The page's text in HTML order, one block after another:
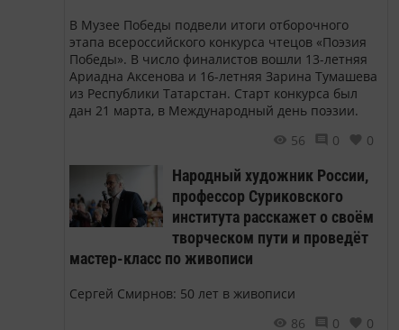
В Музее Победы подвели итоги отборочного
этапа всероссийского конкурса чтецов «Поэзия
Победы». В число финалистов вошли 13-летняя
Ариадна Аксенова и 16-летняя Зарина Тумашева
из Республики Татарстан. Старт конкурса был
дан 21 марта, в Международный день поэзии.
56
0 0
Народный художник России,
профессор Суриковского
института расскажет о своём
творческом пути и проведёт
мастер-класс по живописи
Сергей Смирнов: 50 лет в живописи
86
0 0